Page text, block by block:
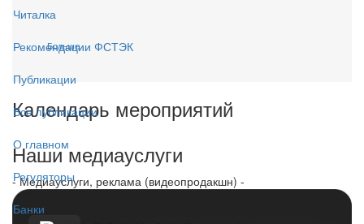
Читалка
Рекомендации ФСТЭК
Публикации
Все публикации
О главном
Регуляторы
Банки
Больше...
Календарь мероприятий
Наши медиауслуги
- Медиауслуги, реклама (видеопродакшн) -